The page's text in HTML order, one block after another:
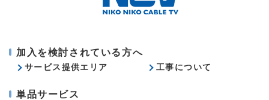
加入を検討されている方へ
サービス提供エリア 工事について
単品サービス